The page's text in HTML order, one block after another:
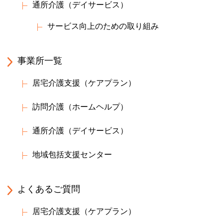
通所介護（デイサービス）
サービス向上のための取り組み
事業所一覧
居宅介護支援（ケアプラン）
訪問介護（ホームヘルプ）
通所介護（デイサービス）
地域包括支援センター
よくあるご質問
居宅介護支援（ケアプラン）